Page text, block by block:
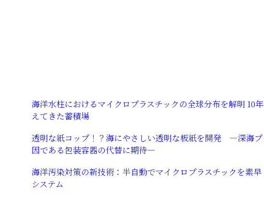
海洋水柱におけるマイクロプラスチックの全球分布を解明 10
えてきた蓄積場
透明な紙コップ！？海にやさしい透明な板紙を開発 ―深海プ
因である包装容器の代替に期待―
海洋汚染対策の新技術：半自動でマイクロプラスチックを素
システム